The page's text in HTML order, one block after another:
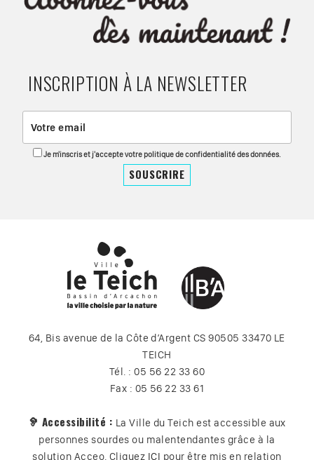
INSCRIPTION À LA NEWSLETTER
Je m'inscris et j'accepte votre politique de confidentialité des données.
64, Bis avenue de la Côte d’Argent CS 90505 33470 LE
TEICH
Tél. : 05 56 22 33 60
Fax : 05 56 22 33 61
🦻 Accessibilité : La Ville du Teich est accessible aux
personnes sourdes ou malentendantes grâce à la
solution Acceo. Cliquez ICI pour être mis en relation